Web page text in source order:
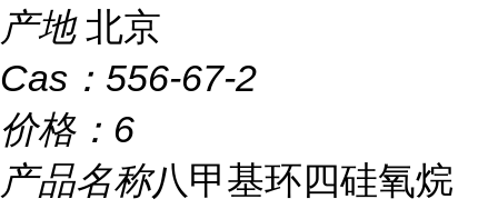
产地 北京
Cas： 556-67-2
价格： 6
产品名称八甲基环四硅氧烷